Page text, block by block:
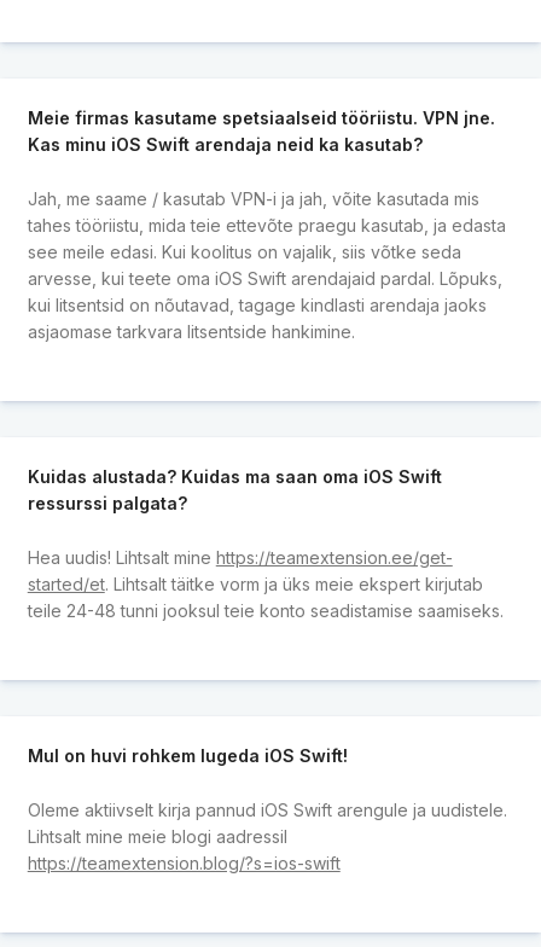
Meie firmas kasutame spetsiaalseid tööriistu. VPN jne.
Kas minu iOS Swift arendaja neid ka kasutab?
Jah, me saame / kasutab VPN-i ja jah, võite kasutada mis
tahes tööriistu, mida teie ettevõte praegu kasutab, ja edasta
see meile edasi. Kui koolitus on vajalik, siis võtke seda
arvesse, kui teete oma iOS Swift arendajaid pardal. Lõpuks,
kui litsentsid on nõutavad, tagage kindlasti arendaja jaoks
asjaomase tarkvara litsentside hankimine.
Kuidas alustada? Kuidas ma saan oma iOS Swift
ressurssi palgata?
Hea uudis! Lihtsalt mine https://teamextension.ee/get-
started/et. Lihtsalt täitke vorm ja üks meie ekspert kirjutab
teile 24-48 tunni jooksul teie konto seadistamise saamiseks.
Mul on huvi rohkem lugeda iOS Swift!
Oleme aktiivselt kirja pannud iOS Swift arengule ja uudistele.
Lihtsalt mine meie blogi aadressil
https://teamextension.blog/?s=ios-swift